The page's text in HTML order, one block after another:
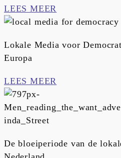
LEES MEER
Lokale Media voor
Europa
LEES MEER
De bloeiperiode van de